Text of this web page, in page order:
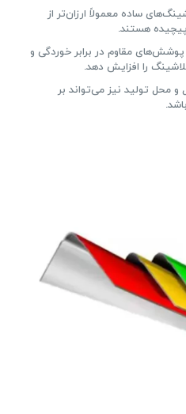
ساده معمولاً ارزان‌تر از
هستند.
پوشش‌های مقاوم در برابر خوردگی و
را افزایش دهد.
و محل تولید نیز می‌تواند بر